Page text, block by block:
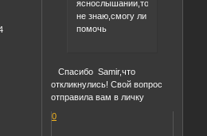
яснослышании,то
не знаю,смогу ли
помочь
Спасибо Samir,что
откликнулись! Свой вопрос
отправила вам в личку
0